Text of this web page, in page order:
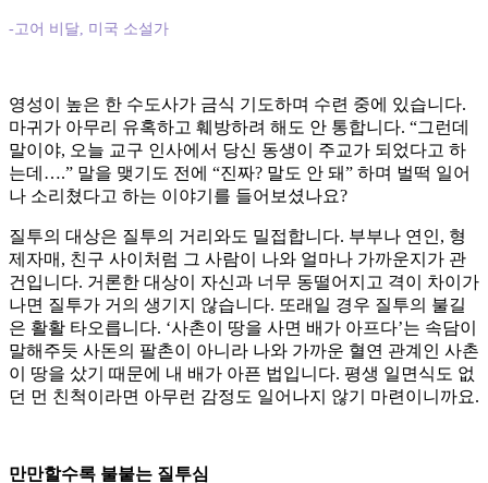
-고어 비달, 미국 소설가
영성이 높은 한 수도사가 금식 기도하며 수련 중에 있습니다.
마귀가 아무리 유혹하고 훼방하려 해도 안 통합니다. “그런데
말이야, 오늘 교구 인사에서 당신 동생이 주교가 되었다고 하
는데….” 말을 맺기도 전에 “진짜? 말도 안 돼” 하며 벌떡 일어
나 소리쳤다고 하는 이야기를 들어보셨나요?
질투의 대상은 질투의 거리와도 밀접합니다. 부부나 연인, 형
제자매, 친구 사이처럼 그 사람이 나와 얼마나 가까운지가 관
건입니다. 거론한 대상이 자신과 너무 동떨어지고 격이 차이가
나면 질투가 거의 생기지 않습니다. 또래일 경우 질투의 불길
은 활활 타오릅니다. ‘사촌이 땅을 사면 배가 아프다’는 속담이
말해주듯 사돈의 팔촌이 아니라 나와 가까운 혈연 관계인 사촌
이 땅을 샀기 때문에 내 배가 아픈 법입니다. 평생 일면식도 없
던 먼 친척이라면 아무런 감정도 일어나지 않기 마련이니까요.
만만할수록 불붙는 질투심